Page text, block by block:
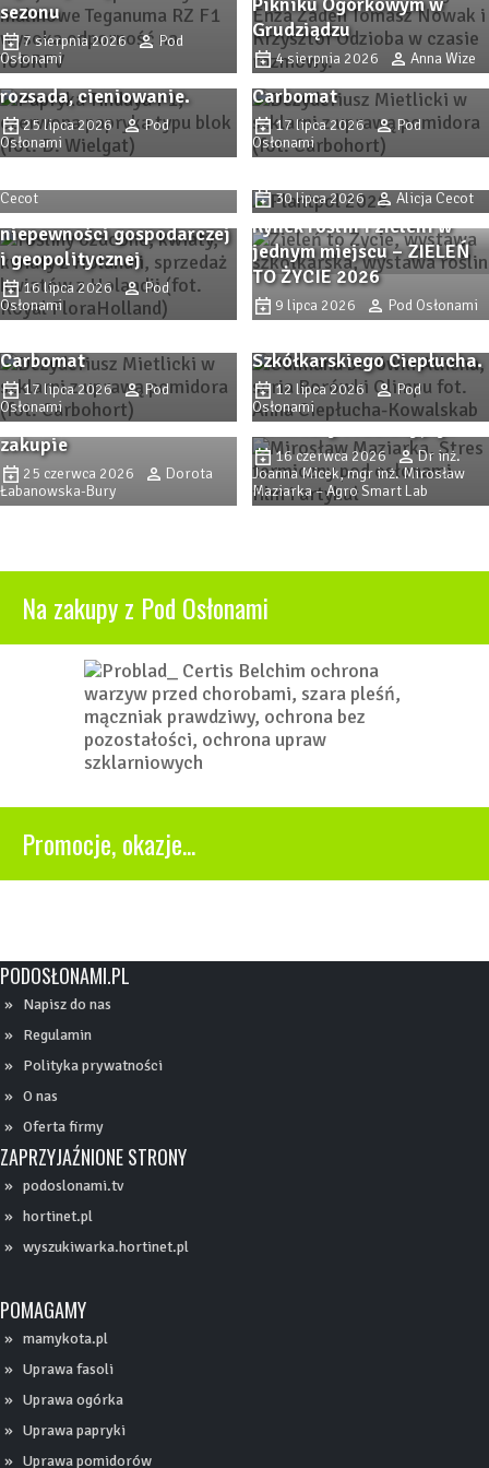
sezonu
7 sierpnia 2026
Pod
Osłonami
Grudziądzu
4 sierpnia 2026 Anna Wize
odmiany papryki i
nowości, ochrona,
nawożenie, biostymulacja
rozsada, cieniowanie.
25 lipca 2026
Pod
Osłonami
Procedury
przygotowawcze i analiza
opłacalności substratu
Carbomat
17 lipca 2026
Pod
Osłonami
Trendy i inspiracje z
Zaborza. Dni Otwarte firmy
Plantpol 2026 (cz. II)
Cecot
Trendy i inspiracje z
Zaborza. Dni Otwarte firmy
30 lipca 2026 Alicja Cecot
W Holandii rynek kwiatów
ciętych i innych roślin
swoją pozycję pomimo
niepewności gospodarczej
i geopolitycznej
16 lipca 2026
Pod
Osłonami
Rynek roślin i zieleni w
jednym miejscu – ZIELEŃ
TO ŻYCIE 2026
9 lipca 2026 Pod Osłonami
Procedury
przygotowawcze i analiza
Carbomat
17 lipca 2026
Pod
Osłonami
Jakie sadzonki wybrać?
Sprawdzone odmiany
borówki i nowe propozycje
– Borówki Olimpu z
Szkółkarskiego Ciepłucha.
12 lipca 2026
Pod
Osłonami
Sadzonki truskawek. Na co
zwrócić uwagę przy
zakupie
25 czerwca 2026
Dorota
Łabanowska-Bury
Stres termiczny pod
osłonami (cz. 1). Jak
przewidywać stres
termiczny i radiacyjny?
16 czerwca 2026
Dr inż.
Joanna Micek, mgr inż. Mirosław
Maziarka – Agro Smart Lab
Na zakupy z Pod Osłonami
Promocje, okazje...
PODOSŁONAMI.PL
Napisz do nas
Regulamin
Polityka prywatności
O nas
Oferta firmy
ZAPRZYJAŹNIONE STRONY
podoslonami.tv
hortinet.pl
wyszukiwarka.hortinet.pl
POMAGAMY
mamykota.pl
Uprawa fasoli
Uprawa ogórka
Uprawa papryki
Uprawa pomidorów